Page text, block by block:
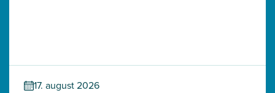
17. august 2026